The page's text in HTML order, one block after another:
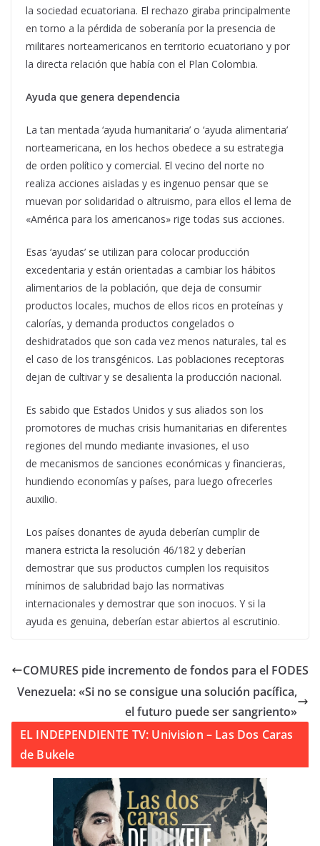
la sociedad ecuatoriana. El rechazo giraba principalmente
en torno a la pérdida de soberanía por la presencia de
militares norteamericanos en territorio ecuatoriano y por
la directa relación que había con el Plan Colombia.
Ayuda que genera dependencia
La tan mentada ‘ayuda humanitaria’ o ‘ayuda alimentaria’
norteamericana, en los hechos obedece a su estrategia
de orden político y comercial. El vecino del norte no
realiza acciones aisladas y es ingenuo pensar que se
muevan por solidaridad o altruismo, para ellos el lema de
«América para los americanos» rige todas sus acciones.
Esas ‘ayudas’ se utilizan para colocar producción
excedentaria y están orientadas a cambiar los hábitos
alimentarios de la población, que deja de consumir
productos locales, muchos de ellos ricos en proteínas y
calorías, y demanda productos congelados o
deshidratados que son cada vez menos naturales, tal es
el caso de los transgénicos. Las poblaciones receptoras
dejan de cultivar y se desalienta la producción nacional.
Es sabido que Estados Unidos y sus aliados son los
promotores de muchas crisis humanitarias en diferentes
regiones del mundo mediante invasiones, el uso
de mecanismos de sanciones económicas y financieras,
hundiendo economías y países, para luego ofrecerles
auxilio.
Los países donantes de ayuda deberían cumplir de
manera estricta la resolución 46/182 y deberían
demostrar que sus productos cumplen los requisitos
mínimos de salubridad bajo las normativas
internacionales y demostrar que son inocuos. Y si la
ayuda es genuina, deberían estar abiertos al escrutinio.
COMURES pide incremento de fondos para el FODES
Venezuela: «Si no se consigue una solución pacífica,
el futuro puede ser sangriento»
EL INDEPENDIENTE TV: Univision – Las Dos Caras
de Bukele